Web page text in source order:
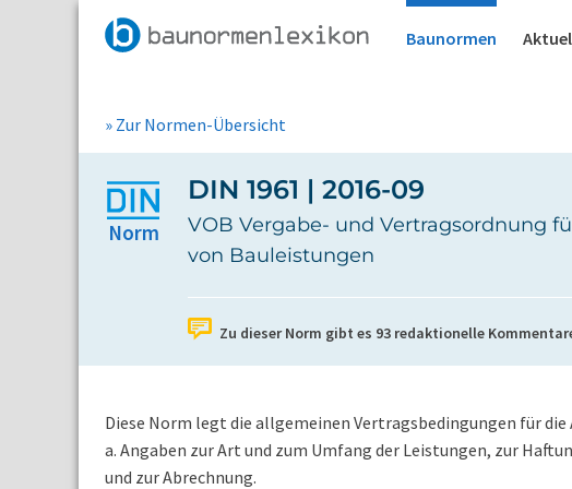
Baunormen
» Zur Normen-Übersicht
Norm
DIN 1961 | 2016-09
VOB Vergabe- und Vertragsordnung
von Bauleistungen
Zu dieser Norm gibt es 93 redaktionelle
Diese Norm legt die allgemeinen Vertragsbedingungen für
a. Angaben zur Art und zum Umfang der Leistungen, zur
und zur Abrechnung.